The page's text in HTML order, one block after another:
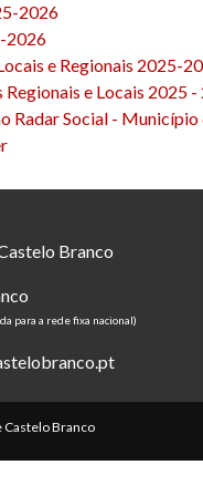
2026
2026
e Regionais 2025-
Regionais e Locais 2025
Radar Social -
Branco
para a rede fixa nacional)
Castelo Branco